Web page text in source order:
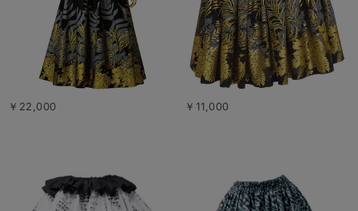
￥22,000 ￥11,000